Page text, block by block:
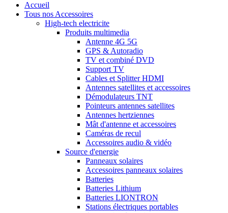
Accueil
Tous nos Accessoires
High-tech electricite
Produits multimedia
Antenne 4G 5G
GPS & Autoradio
TV et combiné DVD
Support TV
Cables et Splitter HDMI
Antennes satellites et accessoires
Démodulateurs TNT
Pointeurs antennes satellites
Antennes hertziennes
Mât d'antenne et accessoires
Caméras de recul
Accessoires audio & vidéo
Source d'energie
Panneaux solaires
Accessoires panneaux solaires
Batteries
Batteries Lithium
Batteries LIONTRON
Stations électriques portables